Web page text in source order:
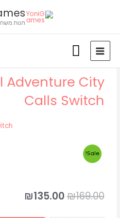
חנות
Adventure City
Calls Switch
Sale!
₪169.00
המחיר
המקורי
₪135.00